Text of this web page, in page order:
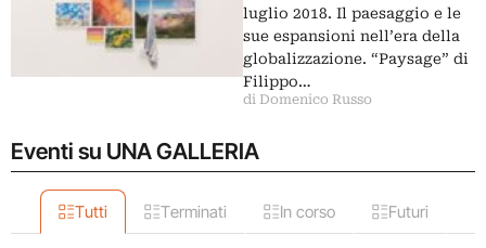
luglio 2018. Il paesaggio e le
sue espansioni nell’era della
globalizzazione. “Paysage” di
Filippo…
di Domenico Russo
Eventi su UNA GALLERIA
Tutti Terminati In corso Futuri